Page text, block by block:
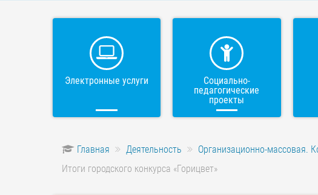
Электронные услуги
Социально-
педагогические
проекты
Главная Деятельность Организационно-массовая.
Итоги городского конкурса «Горицвет»